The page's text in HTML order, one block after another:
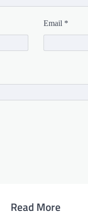
Email *
Read More